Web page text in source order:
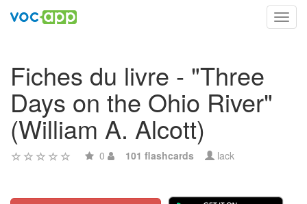
Fiches du livre - "Three
Days on the Ohio River"
(William A. Alcott)
0 101 flashcards lack